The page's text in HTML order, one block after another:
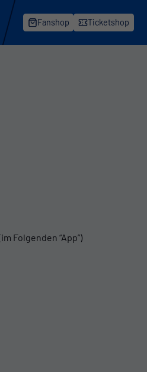
Fanshop Ticketshop
Folgenden “App”)